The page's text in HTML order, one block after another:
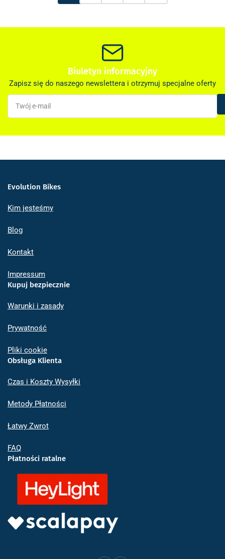
Biuletyn informacyjny
Zapisz się do naszego newslettera i otrzymuj specjalne oferty
Twój
mail
Evolution Bikes
Kim jesteśmy
Blog
Kontakt
Impressum
Kupuj bezpiecznie
Warunki i zasady
Prywatność
Pliki cookie
Obsługa Klienta
Czas i Koszty Wysyłki
Metody Płatności
Łatwy Zwrot
FAQ
Płatności ratalne